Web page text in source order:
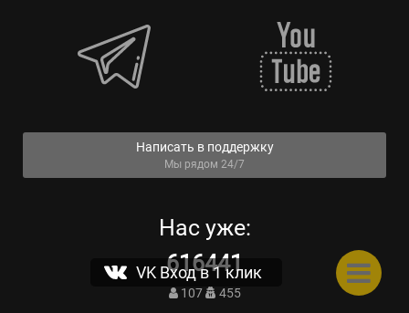
Написать в поддержку
Мы рядом 24/7
Нас уже:
616441
107 455
VK Вход в 1 клик